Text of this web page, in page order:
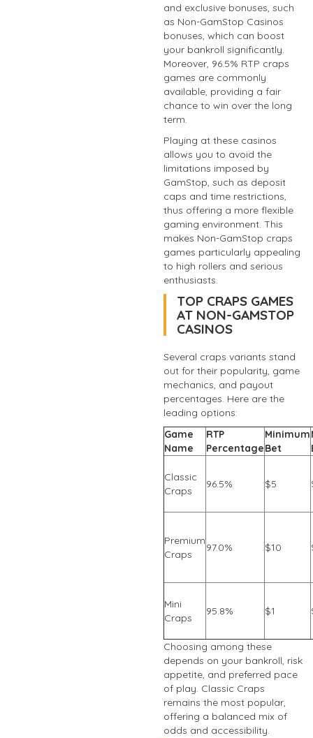
and exclusive bonuses, such
as Non-GamStop Casinos
bonuses, which can boost
your bankroll significantly.
Moreover, 96.5% RTP craps
games are commonly
available, providing a fair
chance to win over the long
term.
Playing at these casinos
allows you to avoid the
limitations imposed by
GamStop, such as deposit
caps and time restrictions,
thus offering a more flexible
gaming environment. This
makes Non-GamStop craps
games particularly appealing
to high rollers and serious
enthusiasts.
TOP CRAPS GAMES
AT NON-GAMSTOP
CASINOS
Several craps variants stand
out for their popularity, game
mechanics, and payout
percentages. Here are the
leading options:
Game
Name
RTP
Percentage
Minimum
Bet
Classic
Craps
96.5% $5
Premium
Craps
97.0% $10
Mini
Craps
95.8% $1
Choosing among these
depends on your bankroll, risk
appetite, and preferred pace
of play. Classic Craps
remains the most popular,
offering a balanced mix of
odds and accessibility.